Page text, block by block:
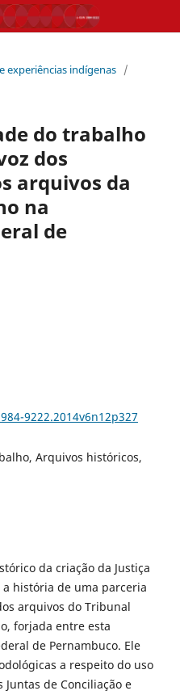
experiências indígenas /
do trabalho
dos
arquivos da
na
de
9222.2014v6n12p327
Arquivos históricos,
da criação da Justiça
história de uma parceria
arquivos do Tribunal
forjada entre esta
de Pernambuco. Ele
a respeito do uso
de Conciliação e